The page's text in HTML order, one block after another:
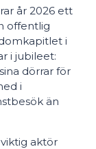
år 2026 ett
offentlig
i
i jubileet:
dörrar för
i
än
aktör